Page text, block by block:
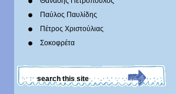
Παύλος Παυλίδης
Πέτρος Χριστούλιας
Σοκοφρέτα